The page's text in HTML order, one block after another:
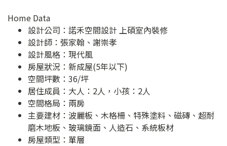
Home Data
設計公司： 諾禾空間設計 上碩室內裝修
設計師：張家翰、謝崇孝
設計風格：現代風
房屋狀況：新成屋(5年以下)
空間坪數：36/坪
居住成員：大人：2人，小孩：2人
空間格局：兩房
主要建材：波麗板、木格柵、特殊塗料、磁磚、超耐
磨木地板、玻璃鏡面、人造石、系統板材
房屋類型：單層